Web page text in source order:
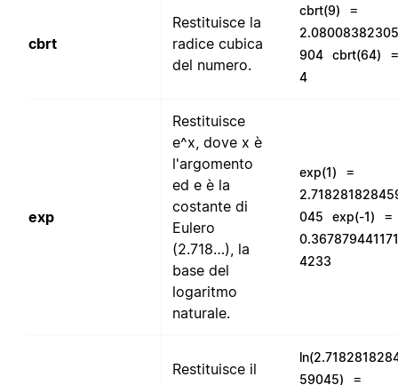
cbrt
Restituisce la
radice cubica
del numero.
cbrt(9) =
904 cbrt(64)
4
exp
Restituisce
e^x, dove x è
l'argomento
ed e è la
costante di
Eulero
(2.718…), la
base del
logaritmo
naturale.
exp(1) =
045
exp(-1) =
4233
Restituisce il
59045)
=